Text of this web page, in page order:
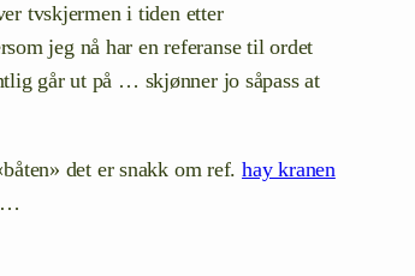
tvskjermen i tiden etter
jeg nå har en referanse til ordet
går ut på … skjønner jo såpass at
det er snakk om ref.hay kranen
…